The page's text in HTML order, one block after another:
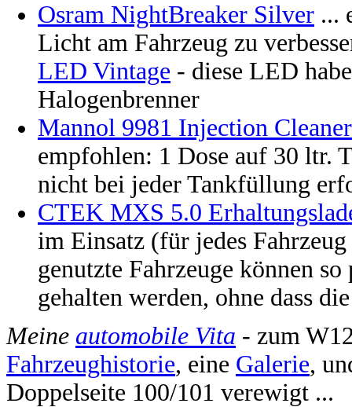
Osram NightBreaker Silver ...
Licht am Fahrzeug zu
LED Vintage - diese LED
Halogenbrenner
Mannol 9981 Injection Cleaner
empfohlen: 1 Dose auf 30 ltr.
nicht bei jeder Tankfüllung
CTEK MXS 5.0
im Einsatz (für jedes
genutzte Fahrzeuge können
gehalten werden, ohne dass
Meine automobile Vita - zum
Fahrzeughistorie, eine Galerie,
Doppelseite 100/101 verewigt ...